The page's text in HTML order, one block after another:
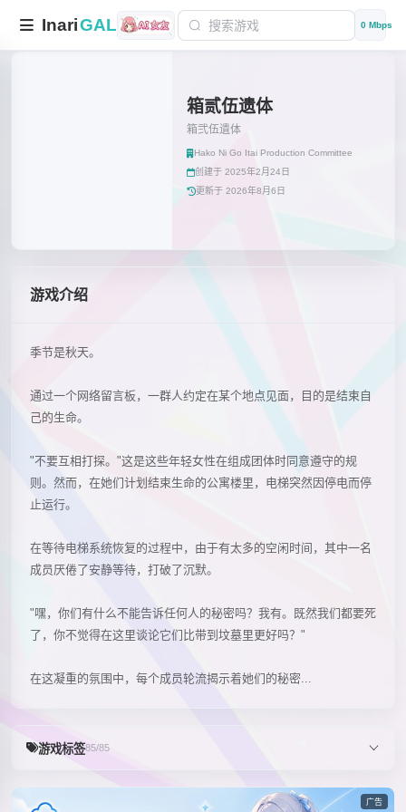
InariGAL 0 Mbps
箱贰伍遗体
箱弐伍遺体
Hako Ni Go Itai Production Committee
创建于 2025年2月24日
更新于 2026年8月6日
游戏介绍
季节是秋天。
通过一个网络留言板，一群人约定在某个地点见面，目的是结束自
己的生命。
"不要互相打探。"这是这些年轻女性在组成团体时同意遵守的规
则。然而，在她们计划结束生命的公寓楼里，电梯突然因停电而停
止运行。
在等待电梯系统恢复的过程中，由于有太多的空闲时间，其中一名
成员厌倦了安静等待，打破了沉默。
"嘿，你们有什么不能告诉任何人的秘密吗？我有。既然我们都要死
了，你不觉得在这里谈论它们比带到坟墓里更好吗？"
在这凝重的氛围中，每个成员轮流揭示着她们的秘密...
游戏标签85/85
广告